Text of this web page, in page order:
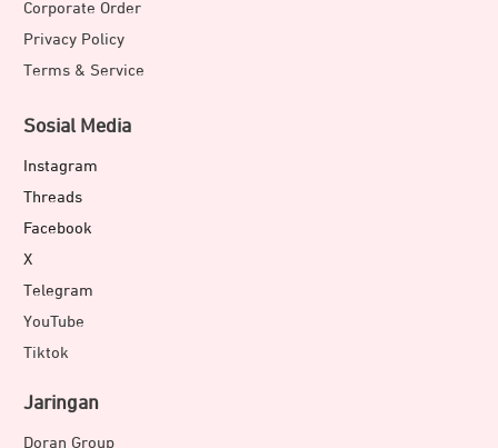
Corporate Order
Privacy Policy
Terms & Service
Sosial Media
Instagram
Threads
Facebook
X
Telegram
YouTube
Tiktok
Jaringan
Doran Group